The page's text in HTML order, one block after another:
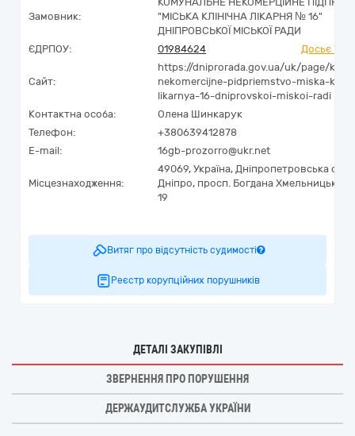
Замовник:
"МІСЬКА КЛІНІЧНА ЛІКАРНЯ № 16"
ДНІПРОВСЬКОЇ МІСЬКОЇ РАДИ
ЄДРПОУ:
01984624 Досьє
Сайт:
https://dniprorada.gov.ua/uk/page/
nekomercijne-pidpriemstvo-miska-
likarnya-16-dniprovskoi-miskoi-radi
Контактна особа:
Олена Шинкарук
Телефон:
+380639412878
E-mail:
16gb-prozorro@ukr.net
Місцезнаходження:
49069, Україна, Дніпропетровська
Дніпро, просп. Богдана
19
Витяг про відсутність судимості
Реєстр корупційних порушників
ДЕТАЛІ ЗАКУПІВЛІ
ЗВЕРНЕННЯ ПРО ПОРУШЕННЯ
ДЕРЖАУДИТСЛУЖБА УКРАЇНИ